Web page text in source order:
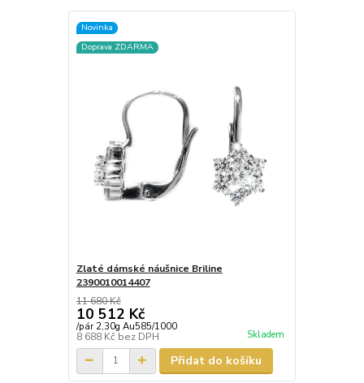
Novinka
Doprava ZDARMA
Zlaté dámské náušnice Briline
2390010014407
11 680 Kč
10 512 Kč
/pár 2,30g Au585/1000
8 688 Kč bez DPH Skladem
Přidat do košíku